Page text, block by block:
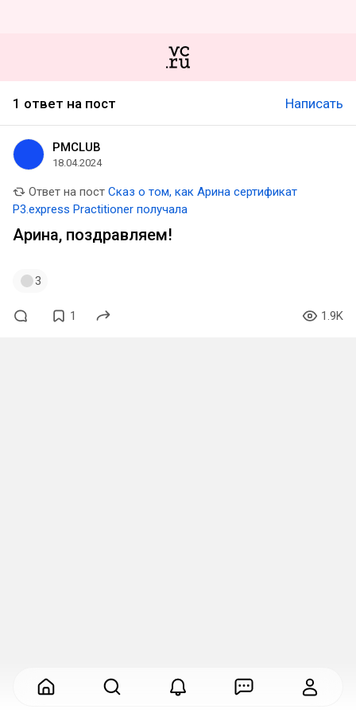
1 ответ на пост Написать
PMCLUB
18.04.2024
Ответ на пост Сказ о том, как Арина сертификат
P3.express Practitioner получала
Арина, поздравляем!
3
1 1.9K